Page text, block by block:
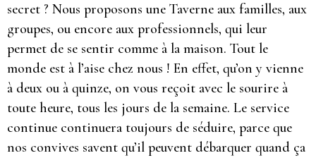
secret ? Nous proposons une Taverne aux familles, aux
groupes, ou encore aux professionnels, qui leur
permet de se sentir comme à la maison. Tout le
monde est à l’aise chez nous ! En effet, qu’on y vienne
à deux ou à quinze, on vous reçoit avec le sourire à
toute heure, tous les jours de la semaine. Le service
continue continuera toujours de séduire, parce que
nos convives savent qu’il peuvent débarquer quand ça